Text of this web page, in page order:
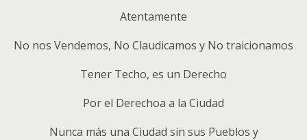
Atentamente
No nos Vendemos, No Claudicamos y No traicionamos
Tener Techo, es un Derecho
Por el Derechoa a la Ciudad
Nunca más una Ciudad sin sus Pueblos y